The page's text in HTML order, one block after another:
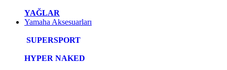
YAĞLAR
Yamaha Aksesuarları
SUPERSPORT
HYPER NAKED